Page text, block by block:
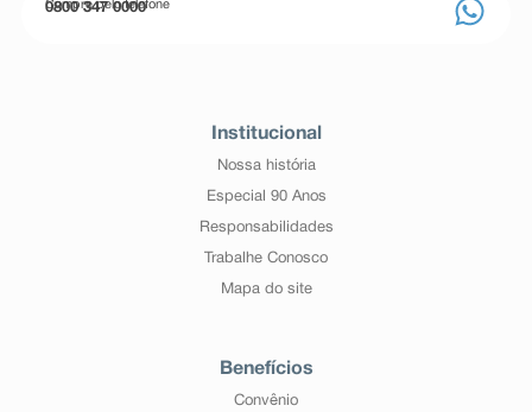
Compre pelo telefone
0800 347 0000
Institucional
Nossa história
Especial 90 Anos
Responsabilidades
Trabalhe Conosco
Mapa do site
Benefícios
Convênio